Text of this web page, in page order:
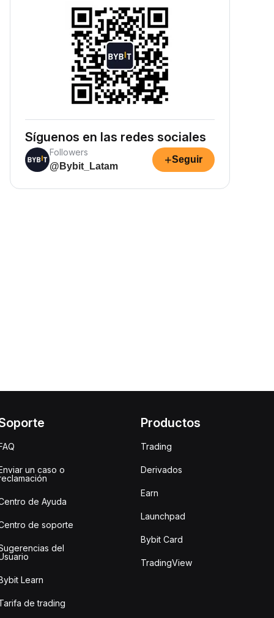
Síguenos en las redes sociales
Followers
@Bybit_Latam
+Seguir
un caso o
de Ayuda
de soporte
del
Learn
de trading
Productos
Trading
Derivados
Earn
Launchpad
Bybit Card
TradingView